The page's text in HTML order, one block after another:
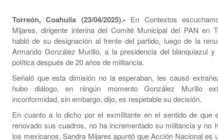
Torreón, Coahuila (23/04/2025).-En Contextos
Mijares, dirigente interina del Comité Municipal del PAN en
habló de su designación al frente del partido, luego de la
Armando González Murillo, a la presidencia del blanquiazul
política después de 20 años de militancia.
Señaló que esta dimisión no la esperaban, les causó
hubo diálogo, en ningún momento González Murillo
inconformidad, sin embargo, dijo, es respetable su decisión.
En cuanto a lo dicho por el exmilitante en el sentido de que
renovado sus cuadros, no ha incrementado su militancia y no
los mexicanos, Sandra Mijares apuntó que Acción Nacional es